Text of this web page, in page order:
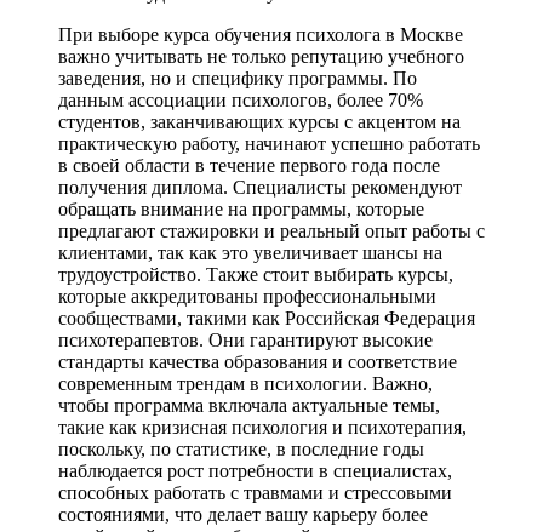
При выборе курса обучения психолога в Москве
важно учитывать не только репутацию учебного
заведения, но и специфику программы. По
данным ассоциации психологов, более 70%
студентов, заканчивающих курсы с акцентом на
практическую работу, начинают успешно работать
в своей области в течение первого года после
получения диплома. Специалисты рекомендуют
обращать внимание на программы, которые
предлагают стажировки и реальный опыт работы с
клиентами, так как это увеличивает шансы на
трудоустройство. Также стоит выбирать курсы,
которые аккредитованы профессиональными
сообществами, такими как Российская Федерация
психотерапевтов. Они гарантируют высокие
стандарты качества образования и соответствие
современным трендам в психологии. Важно,
чтобы программа включала актуальные темы,
такие как кризисная психология и психотерапия,
поскольку, по статистике, в последние годы
наблюдается рост потребности в специалистах,
способных работать с травмами и стрессовыми
состояниями, что делает вашу карьеру более